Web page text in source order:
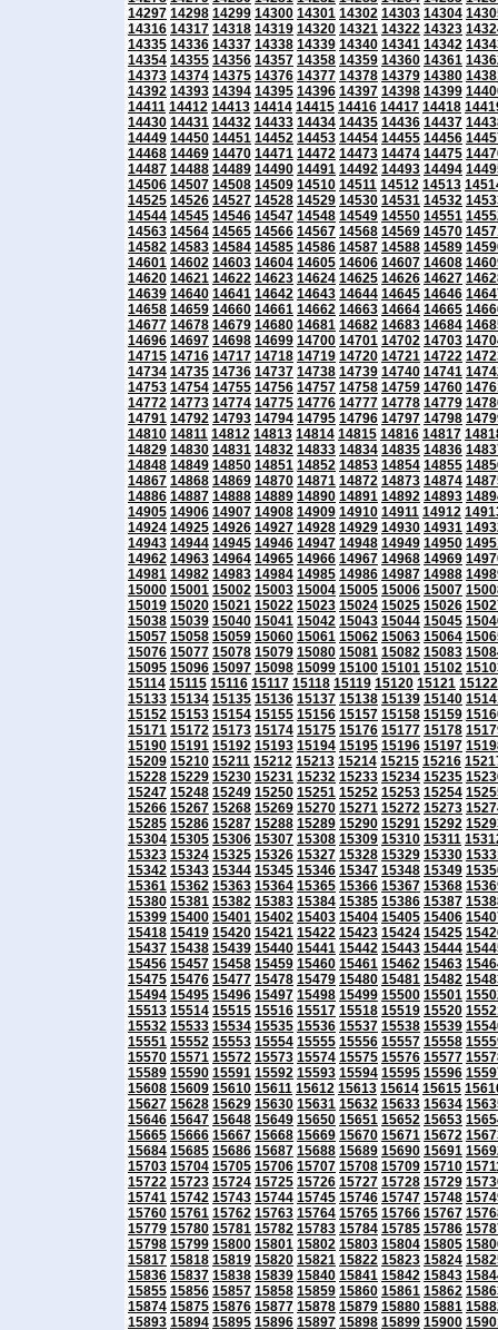
14297 14298 14299 14300 14301 14302 14303 14304
14316 14317 14318 14319 14320 14321 14322 14323
14335 14336 14337 14338 14339 14340 14341 14342
14354 14355 14356 14357 14358 14359 14360 14361
14373 14374 14375 14376 14377 14378 14379 14380
14392 14393 14394 14395 14396 14397 14398 14399
14411 14412 14413 14414 14415 14416 14417 14418
14430 14431 14432 14433 14434 14435 14436 14437
14449 14450 14451 14452 14453 14454 14455 14456
14468 14469 14470 14471 14472 14473 14474 14475
14487 14488 14489 14490 14491 14492 14493 14494
14506 14507 14508 14509 14510 14511 14512 14513
14525 14526 14527 14528 14529 14530 14531 14532
14544 14545 14546 14547 14548 14549 14550 14551
14563 14564 14565 14566 14567 14568 14569 14570
14582 14583 14584 14585 14586 14587 14588 14589
14601 14602 14603 14604 14605 14606 14607 14608
14620 14621 14622 14623 14624 14625 14626 14627
14639 14640 14641 14642 14643 14644 14645 14646
14658 14659 14660 14661 14662 14663 14664 14665
14677 14678 14679 14680 14681 14682 14683 14684
14696 14697 14698 14699 14700 14701 14702 14703
14715 14716 14717 14718 14719 14720 14721 14722
14734 14735 14736 14737 14738 14739 14740 14741
14753 14754 14755 14756 14757 14758 14759 14760
14772 14773 14774 14775 14776 14777 14778 14779
14791 14792 14793 14794 14795 14796 14797 14798
14810 14811 14812 14813 14814 14815 14816 14817
14829 14830 14831 14832 14833 14834 14835 14836
14848 14849 14850 14851 14852 14853 14854 14855
14867 14868 14869 14870 14871 14872 14873 14874
14886 14887 14888 14889 14890 14891 14892 14893
14905 14906 14907 14908 14909 14910 14911 14912
14924 14925 14926 14927 14928 14929 14930 14931
14943 14944 14945 14946 14947 14948 14949 14950
14962 14963 14964 14965 14966 14967 14968 14969
14981 14982 14983 14984 14985 14986 14987 14988
15000 15001 15002 15003 15004 15005 15006 15007
15019 15020 15021 15022 15023 15024 15025 15026
15038 15039 15040 15041 15042 15043 15044 15045
15057 15058 15059 15060 15061 15062 15063 15064
15076 15077 15078 15079 15080 15081 15082 15083
15095 15096 15097 15098 15099 15100 15101 15102
15114 15115 15116 15117 15118 15119 15120 15121 15122
15133 15134 15135 15136 15137 15138 15139 15140
15152 15153 15154 15155 15156 15157 15158 15159
15171 15172 15173 15174 15175 15176 15177 15178
15190 15191 15192 15193 15194 15195 15196 15197
15209 15210 15211 15212 15213 15214 15215 15216
15228 15229 15230 15231 15232 15233 15234 15235
15247 15248 15249 15250 15251 15252 15253 15254
15266 15267 15268 15269 15270 15271 15272 15273
15285 15286 15287 15288 15289 15290 15291 15292
15304 15305 15306 15307 15308 15309 15310 15311
15323 15324 15325 15326 15327 15328 15329 15330
15342 15343 15344 15345 15346 15347 15348 15349
15361 15362 15363 15364 15365 15366 15367 15368
15380 15381 15382 15383 15384 15385 15386 15387
15399 15400 15401 15402 15403 15404 15405 15406
15418 15419 15420 15421 15422 15423 15424 15425
15437 15438 15439 15440 15441 15442 15443 15444
15456 15457 15458 15459 15460 15461 15462 15463
15475 15476 15477 15478 15479 15480 15481 15482
15494 15495 15496 15497 15498 15499 15500 15501
15513 15514 15515 15516 15517 15518 15519 15520
15532 15533 15534 15535 15536 15537 15538 15539
15551 15552 15553 15554 15555 15556 15557 15558
15570 15571 15572 15573 15574 15575 15576 15577
15589 15590 15591 15592 15593 15594 15595 15596
15608 15609 15610 15611 15612 15613 15614 15615
15627 15628 15629 15630 15631 15632 15633 15634
15646 15647 15648 15649 15650 15651 15652 15653
15665 15666 15667 15668 15669 15670 15671 15672
15684 15685 15686 15687 15688 15689 15690 15691
15703 15704 15705 15706 15707 15708 15709 15710
15722 15723 15724 15725 15726 15727 15728 15729
15741 15742 15743 15744 15745 15746 15747 15748
15760 15761 15762 15763 15764 15765 15766 15767
15779 15780 15781 15782 15783 15784 15785 15786
15798 15799 15800 15801 15802 15803 15804 15805
15817 15818 15819 15820 15821 15822 15823 15824
15836 15837 15838 15839 15840 15841 15842 15843
15855 15856 15857 15858 15859 15860 15861 15862
15874 15875 15876 15877 15878 15879 15880 15881
15893 15894 15895 15896 15897 15898 15899 15900